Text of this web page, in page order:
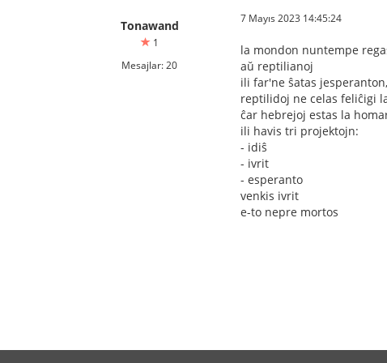
Tonawand
1
Mesajlar: 20
7 Mayıs 2023 14:45:24
la mondon nuntempe
aŭ reptilianoj
ili far'ne ŝatas
reptilidoj ne celas feliĉigi
ĉar hebrejoj estas la
ili havis tri projektojn:
- idiŝ
- ivrit
- esperanto
venkis ivrit
e-to nepre mortos